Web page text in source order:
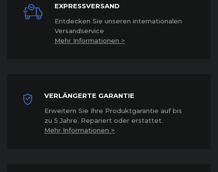
EXPRESSVERSAND
Entdecken Sie unseren internationalen
Versandservice
Mehr Informationen >
VERLÄNGERTE GARANTIE
Erweitern Sie Ihre Produktgarantie auf bis
zu 5 Jahre. Repariert oder erstattet.
Mehr Informationen >